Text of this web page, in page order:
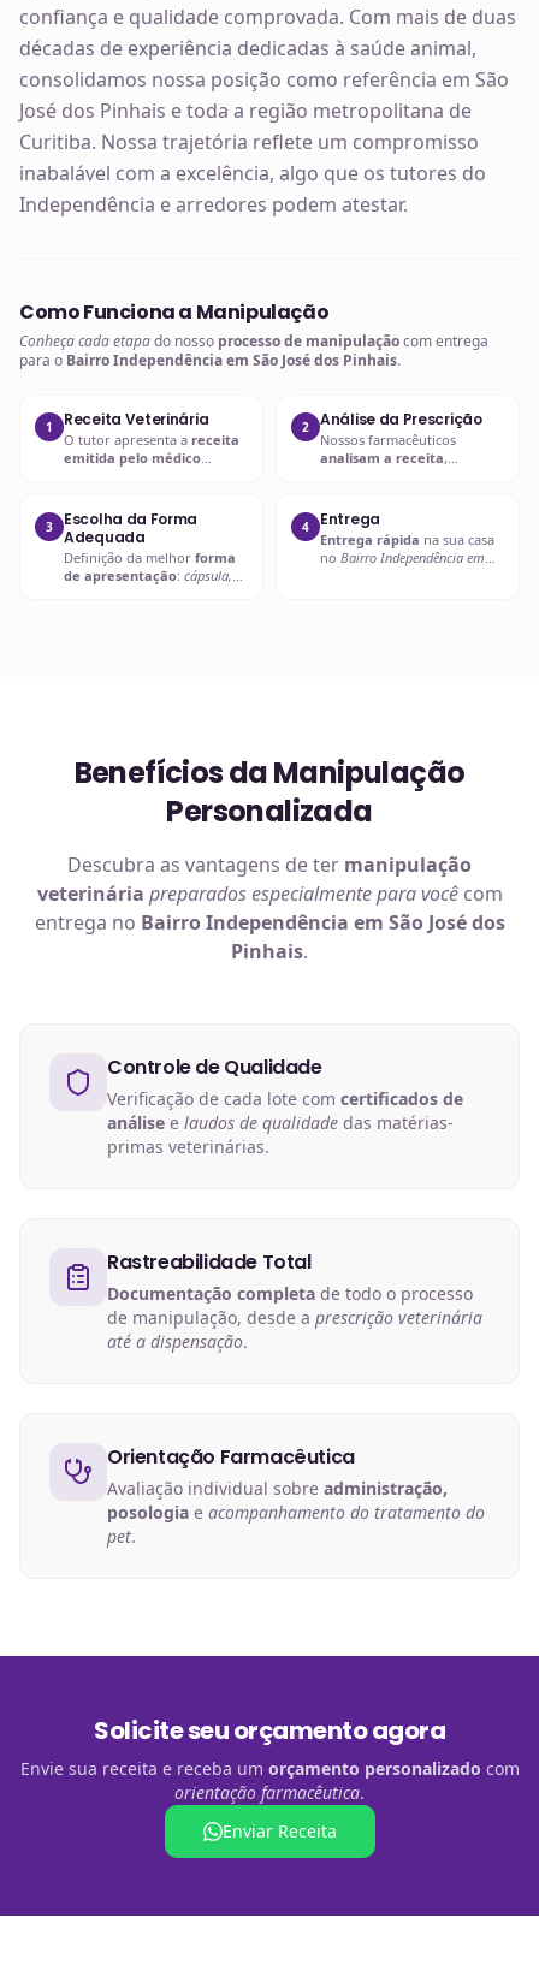
confiança e qualidade comprovada. Com mais de duas
décadas de experiência dedicadas à saúde animal,
consolidamos nossa posição como referência em São
José dos Pinhais e toda a região metropolitana de
Curitiba. Nossa trajetória reflete um compromisso
inabalável com a excelência, algo que os tutores do
Independência e arredores podem atestar.
Como Funciona a Manipulação
Conheça cada etapado nosso processo de manipulaçãocom entrega
para o Bairro Independência em São José dos Pinhais.
1 Receita Veterinária
O tutor apresenta a receita
emitida pelo médico
2 Análise da Prescrição
Nossos farmacêuticos
analisam a receita,
compatibilidade
3
Escolha da Forma
Adequada
Definição da melhor forma
de apresentação: cápsula,
4 Entrega
Entrega rápida na sua casa
no Bairro Independência em
Benefícios da Manipulação
Personalizada
Descubra as vantagens de ter manipulação
veterinária preparados especialmente para vocêcom
entrega no Bairro Independência em São José dos
Pinhais.
Controle de Qualidade
Verificação de cada lote com certificados de
análise e laudos de qualidade das matérias-
primas veterinárias.
Rastreabilidade Total
Documentação completa de todo o processo
de manipulação, desde a prescrição veterinária
até a dispensação.
Orientação Farmacêutica
Avaliação individual sobre administração,
posologia e acompanhamento do tratamento do
pet.
Solicite seu orçamento agora
Envie sua receita e receba um orçamento personalizado com
orientação farmacêutica.
Enviar Receita